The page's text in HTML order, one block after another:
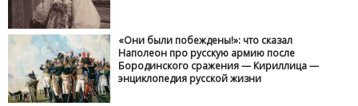
«Они были побеждены!»: что сказал
Наполеон про русскую армию после
Бородинского сражения — Кириллица —
энциклопедия русской жизни